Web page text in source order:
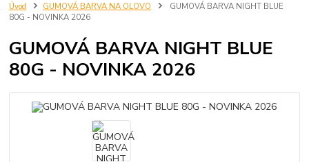
Úvod GUMOVÁ BARVA NA OLOVO
GUMOVÁ BARVA NIGHT BLUE
80G - NOVINKA 2026
GUMOVÁ BARVA NIGHT BLUE
80G - NOVINKA 2026